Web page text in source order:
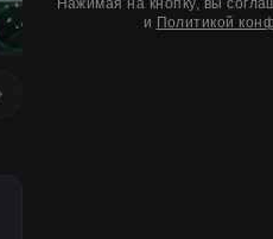
Нажимая на кнопку, вы
и Политикой